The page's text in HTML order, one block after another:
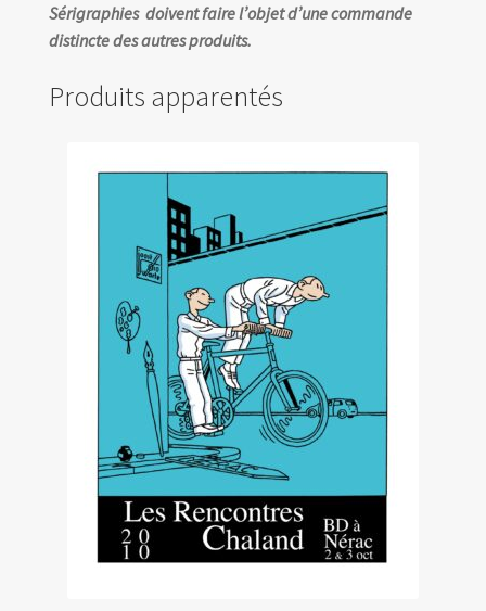
Sérigraphies doivent faire l’objet d’une commande
distincte des autres produits.
Produits apparentés